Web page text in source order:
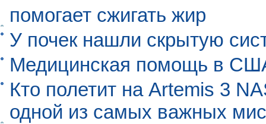
помогает сжигать жир
У почек нашли скрытую
Медицинская помощь в
Кто полетит на Artemis 3
одной из самых важных